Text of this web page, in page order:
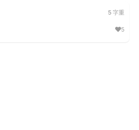
5 字重
5